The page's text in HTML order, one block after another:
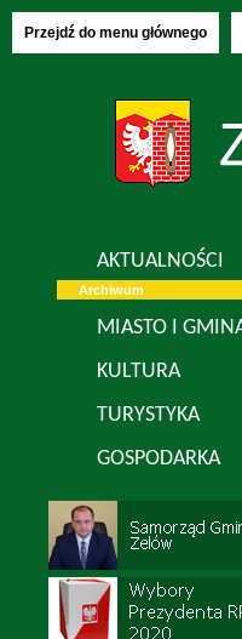
Przejdź do menu głównego
AKTUALNOŚCI
Archiwum
MIASTO I
KULTURA
TURYSTYKA
GOSPODARKA